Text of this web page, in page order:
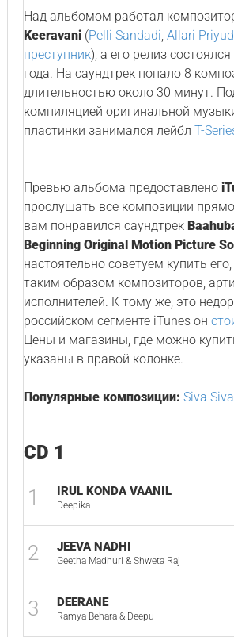
Над альбомом работал
Keeravani(Pelli Sandadi, Allari
преступник), а его релиз
года. На саундтрек попало 8
длительностью около 30 минут.
компиляцией оригинальной
пластинки занимался лейбл T-
Превью альбома предоставлено
прослушать все композиции
вам понравился саундтрек
Beginning Original Motion Picture
настоятельно советуем купить
таким образом композиторов,
исполнителей. К тому же, это
российском сегменте iTunes он
Цены и магазины, где можно
указаны в правой колонке.
Популярные композиции: Siva
CD 1
1 IRUL KONDA VAANIL
Deepika
2 JEEVA NADHI
Geetha Madhuri & Shweta Raj
3 DEERANE
Ramya Behara & Deepu